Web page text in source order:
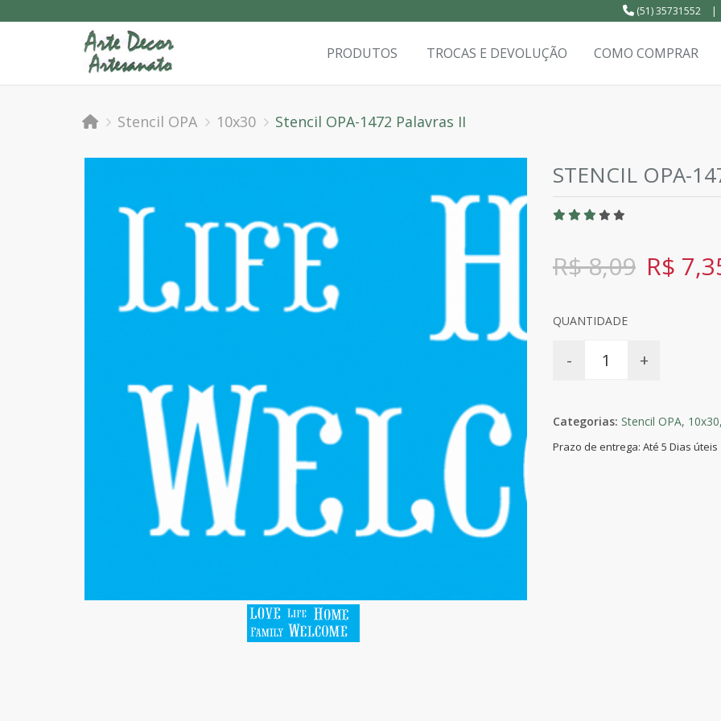
(51) 35731552 |
PRODUTOS TROCAS E DEVOLUÇÃO COMO COMPRAR
Stencil OPA 10x30 Stencil OPA-1472 Palavras II
STENCIL OPA-
R$ 8,09 R$
QUANTIDADE
- +
Categorias: Stencil OPA,
Prazo de entrega: Até 5 Dias úteis